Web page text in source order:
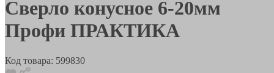
Сверло конусное 6-20мм
Профи ПРАКТИКА
Код товара: 599830